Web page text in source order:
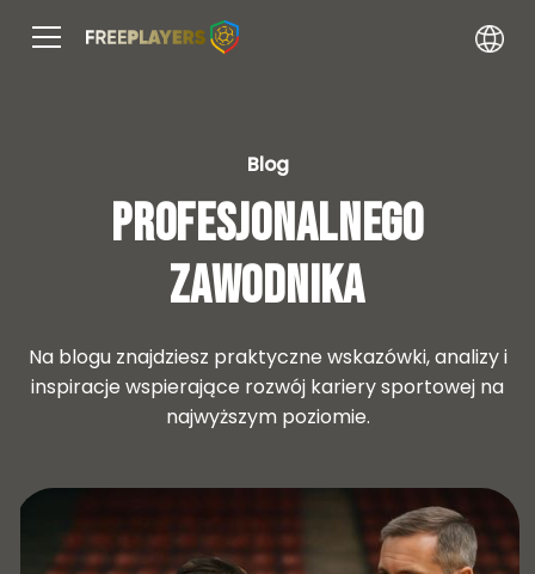
Blog
Profesjonalnego
zawodnika
Na blogu znajdziesz praktyczne wskazówki, analizy i
inspiracje wspierające rozwój kariery sportowej na
najwyższym poziomie.